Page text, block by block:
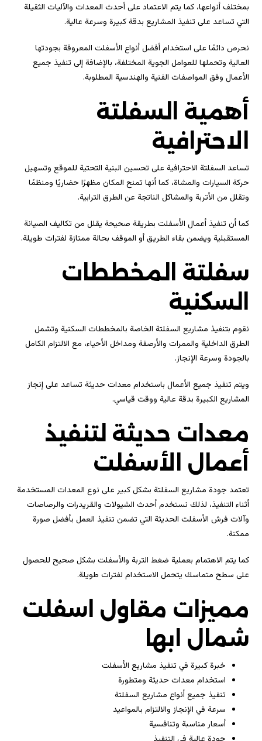
بمختلف أنواعها، كما يتم الاعتماد على أحدث المعدات والآليات الثقيلة
التي تساعد على تنفيذ المشاريع بدقة كبيرة وسرعة عالية.
نحرص دائمًا على استخدام أفضل أنواع الأسفلت المعروفة بجودتها
العالية وتحملها للعوامل الجوية المختلفة، بالإضافة إلى تنفيذ جميع
الأعمال وفق المواصفات الفنية والهندسية المطلوبة.
أهمية السفلتة
الاحترافية
تساعد السفلتة الاحترافية على تحسين البنية التحتية للموقع وتسهيل
حركة السيارات والمشاة، كما أنها تمنح المكان مظهرًا حضاريًا ومنظمًا
وتقلل من الأتربة والمشاكل الناتجة عن الطرق الترابية.
كما أن تنفيذ أعمال الأسفلت بطريقة صحيحة يقلل من تكاليف الصيانة
المستقبلية ويضمن بقاء الطريق أو الموقف بحالة ممتازة لفترات طويلة.
سفلتة المخططات
السكنية
نقوم بتنفيذ مشاريع السفلتة الخاصة بالمخططات السكنية وتشمل
الطرق الداخلية والممرات والأرصفة ومداخل الأحياء، مع الالتزام الكامل
بالجودة وسرعة الإنجاز.
ويتم تنفيذ جميع الأعمال باستخدام معدات حديثة تساعد على إنجاز
المشاريع الكبيرة بدقة عالية ووقت قياسي.
معدات حديثة لتنفيذ
أعمال الأسفلت
تعتمد جودة مشاريع السفلتة بشكل كبير على نوع المعدات المستخدمة
أثناء التنفيذ، لذلك نستخدم أحدث الشيولات والقريدرات والرصاصات
وآلات فرش الأسفلت الحديثة التي تضمن تنفيذ العمل بأفضل صورة
ممكنة.
كما يتم الاهتمام بعملية ضغط التربة والأسفلت بشكل صحيح للحصول
على سطح متماسك يتحمل الاستخدام لفترات طويلة.
مميزات مقاول اسفلت
شمال ابها
خبرة كبيرة في تنفيذ مشاريع الأسفلت
استخدام معدات حديثة ومتطورة
تنفيذ جميع أنواع مشاريع السفلتة
سرعة في الإنجاز والالتزام بالمواعيد
أسعار مناسبة وتنافسية